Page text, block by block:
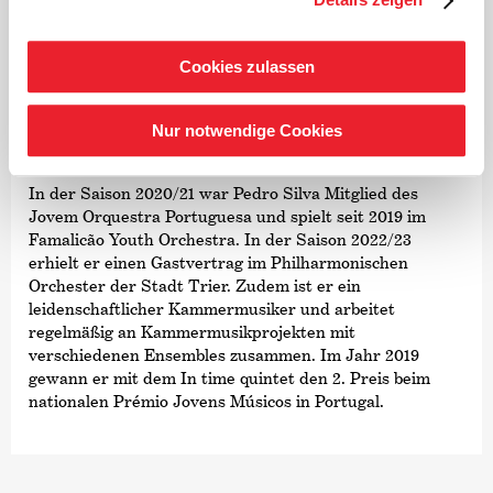
Cookies zulassen
Nur notwendige Cookies
Hochschule für Musik Saar abschließt, mit
verschiedenen Orchestern und Ensembles zusammen,
dem Staatstheater Saarbrücken, dem Orquestra do
Norte, dem Orquestra Clássica do Centro, den
Mannheimer Philharmonikern und weiteren.
In der Saison 2020/21 war Pedro Silva Mitglied des
Jovem Orquestra Portuguesa und spielt seit 2019 im
Famalicão Youth Orchestra. In der Saison 2022/23
erhielt er einen Gastvertrag im Philharmonischen
Orchester der Stadt Trier. Zudem ist er ein
leidenschaftlicher Kammermusiker und arbeitet
regelmäßig an Kammermusikprojekten mit
verschiedenen Ensembles zusammen. Im Jahr 2019
gewann er mit dem In time quintet den 2. Preis beim
nationalen Prémio Jovens Músicos in Portugal.